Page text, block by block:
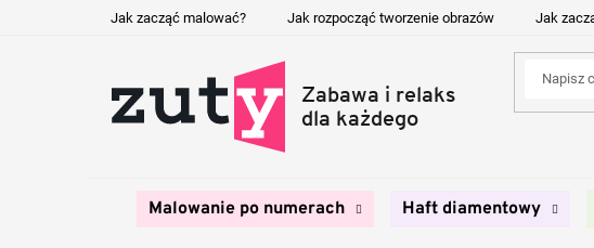
Jak zacząć malować? Jak rozpocząć tworzenie obrazów Jak
Malowanie po numerach Haft diamentowy